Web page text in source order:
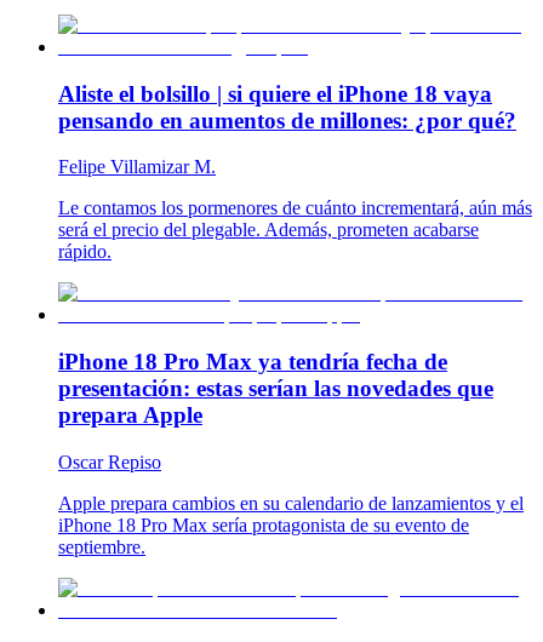
Aliste el bolsillo | si quiere el iPhone 18 vaya
pensando en aumentos de millones: ¿por qué?
Felipe Villamizar M.
Le contamos los pormenores de cuánto incrementará, aún más
será el precio del plegable. Además, prometen acabarse
rápido.
iPhone 18 Pro Max ya tendría fecha de
presentación: estas serían las novedades que
prepara Apple
Oscar Repiso
Apple prepara cambios en su calendario de lanzamientos y el
iPhone 18 Pro Max sería protagonista de su evento de
septiembre.